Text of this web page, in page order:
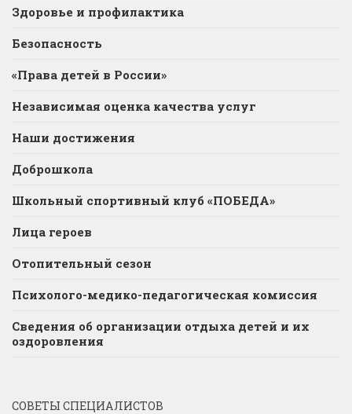
Здоровье и профилактика
Безопасность
«Права детей в России»
Независимая оценка качества услуг
Наши достижения
Доброшкола
Школьный спортивный клуб «ПОБЕДА»
Лица героев
Отопительный сезон
Психолого-медико-педагогическая комиссия
Сведения об организации отдыха детей и их
оздоровления
СОВЕТЫ СПЕЦИАЛИСТОВ